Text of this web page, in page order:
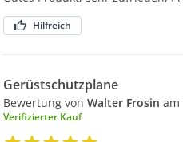
Hilfreich
Gerüstschutzplane
Bewertung von Walter Frosin am
Verifizierter Kauf